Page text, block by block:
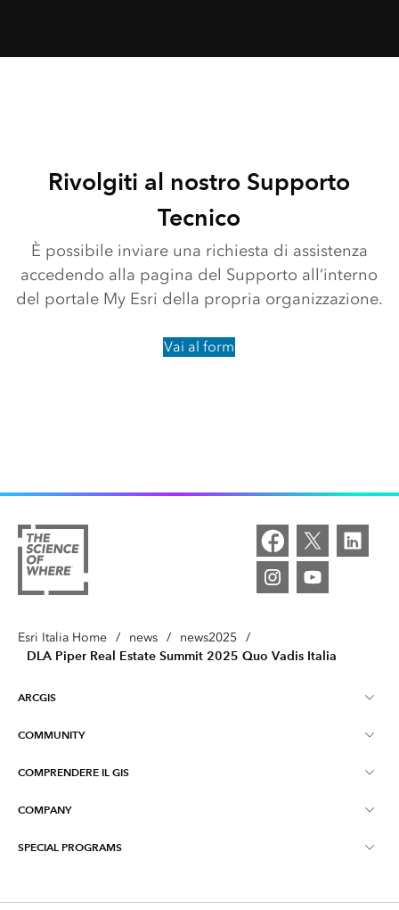
Rivolgiti al nostro Supporto
Tecnico
È possibile inviare una richiesta di assistenza
accedendo alla pagina del Supporto all’interno
del portale My Esri della propria organizzazione.
Vai al form
Esri Italia Home / news / news2025 /
DLA Piper Real Estate Summit 2025 Quo Vadis Italia
ARCGIS
Informazioni su ArcGIS
COMMUNITY
Esri Community (GeoNet)
COMPRENDERE IL GIS
Cosa è il GIS?
COMPANY
Contatti
SPECIAL PROGRAMS